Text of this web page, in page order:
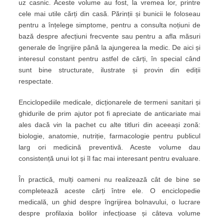
uz casnic. Aceste volume au fost, la vremea lor, printre
cele mai utile cărți din casă. Părinții și bunicii le foloseau
pentru a înțelege simptome, pentru a consulta noțiuni de
bază despre afecțiuni frecvente sau pentru a afla măsuri
generale de îngrijire până la ajungerea la medic. De aici și
interesul constant pentru astfel de cărți, în special când
sunt bine structurate, ilustrate și provin din ediții
respectate.
Enciclopediile medicale, dicționarele de termeni sanitari și
ghidurile de prim ajutor pot fi apreciate de anticariate mai
ales dacă vin la pachet cu alte titluri din aceeași zonă:
biologie, anatomie, nutriție, farmacologie pentru publicul
larg ori medicină preventivă. Aceste volume dau
consistență unui lot și îl fac mai interesant pentru evaluare.
În practică, mulți oameni nu realizează cât de bine se
completează aceste cărți între ele. O enciclopedie
medicală, un ghid despre îngrijirea bolnavului, o lucrare
despre profilaxia bolilor infecțioase și câteva volume